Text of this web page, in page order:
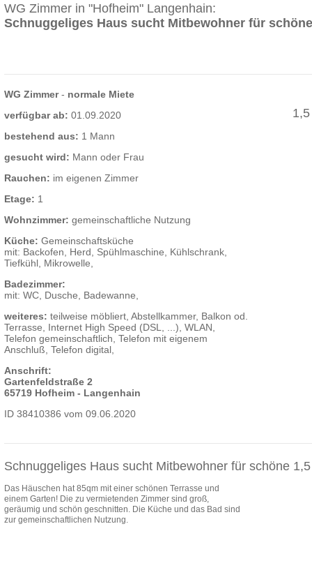
WG Zimmer in "Hofheim" Langenhain:
Schnuggeliges Haus sucht Mitbewohner für
WG Zimmer- normale Miete
verfügbar ab: 01.09.2020
bestehend aus: 1 Mann
gesucht wird: Mann oder Frau
Rauchen: im eigenen Zimmer
Etage: 1
Wohnzimmer: gemeinschaftliche Nutzung
Küche: Gemeinschaftsküche
mit: Backofen, Herd, Spühlmaschine, Kühlschrank,
Tiefkühl, Mikrowelle,
Badezimmer:
mit: WC, Dusche, Badewanne,
weiteres: teilweise möbliert, Abstellkammer, Balkon od.
Terrasse, Internet High Speed (DSL, ...), WLAN,
Telefon gemeinschaftlich, Telefon mit eigenem
Anschluß, Telefon digital,
Anschrift:
Gartenfeldstraße 2
65719 Hofheim - Langenhain
ID 38410386 vom 09.06.2020
Schnuggeliges Haus sucht Mitbewohner für schöne
Das Häuschen hat 85qm mit einer schönen Terrasse und
einem Garten! Die zu vermietenden Zimmer sind groß,
geräumig und schön geschnitten. Die Küche und das Bad sind
zur gemeinschaftlichen Nutzung.